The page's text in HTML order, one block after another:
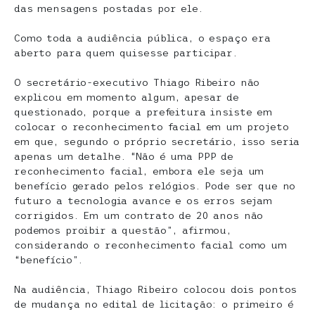
das mensagens postadas por ele.
Como toda a audiência pública, o espaço era
aberto para quem quisesse participar.
O secretário-executivo Thiago Ribeiro não
explicou em momento algum, apesar de
questionado, porque a prefeitura insiste em
colocar o reconhecimento facial em um projeto
em que, segundo o próprio secretário, isso seria
apenas um detalhe. “Não é uma PPP de
reconhecimento facial, embora ele seja um
benefício gerado pelos relógios. Pode ser que no
futuro a tecnologia avance e os erros sejam
corrigidos. Em um contrato de 20 anos não
podemos proibir a questão”, afirmou,
considerando o reconhecimento facial como um
“benefício”.
Na audiência, Thiago Ribeiro colocou dois pontos
de mudança no edital de licitação: o primeiro é